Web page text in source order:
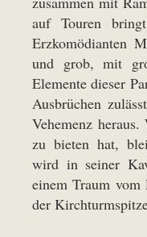
auf Touren
Erzkomödianten
und grob, mit
Elemente dieser
Ausbrüchen
Vehemenz
zu bieten hat,
wird in seiner
einem Traum
der